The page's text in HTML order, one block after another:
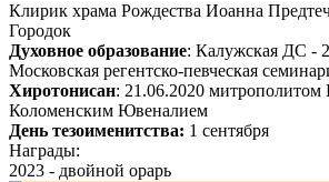
Клирик храма Рождества Иоанна
Городок
Духовное образование: Калужская ДС -
Московская регентско-певческая
Хиротонисан: 21.06.2020
Коломенским Ювеналием
День тезоименитства: 1 сентября
Награды:
2023 - двойной орарь